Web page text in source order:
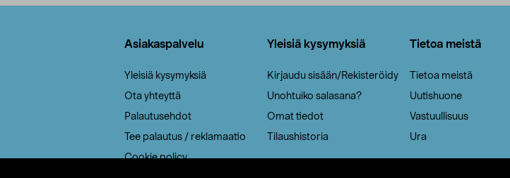
Asiakaspalvelu
Yleisiä kysymyksiä
Ota yhteyttä
Palautusehdot
Tee palautus / reklamaatio
Cookie policy
Yleisiä kysymyksiä
Kirjaudu sisään/Rekisteröidy
Unohtuiko salasana?
Omat tiedot
Tilaushistoria
Tietoa meistä
Tietoa meistä
Uutishuone
Vastuullisuus
Ura